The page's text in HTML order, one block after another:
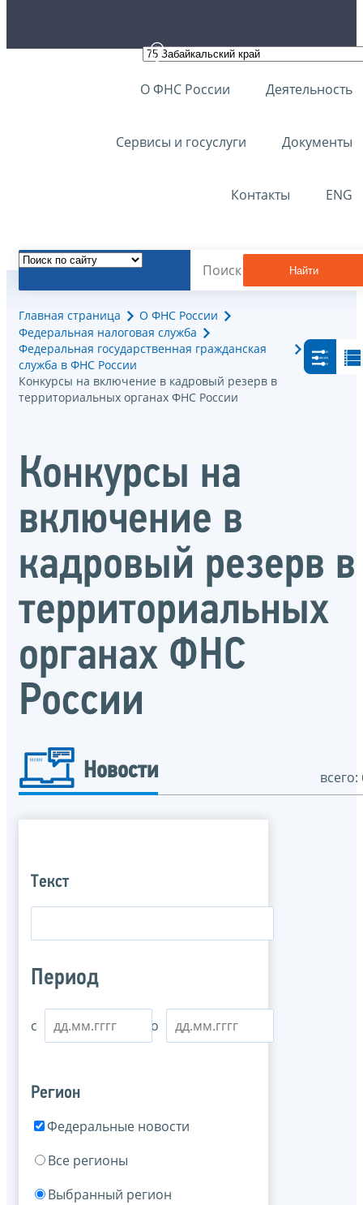
О ФНС России Деятельность
Сервисы и госуслуги Документы
Контакты ENG
Найти
Главная страница
О ФНС России
Федеральная налоговая служба
Федеральная государственная гражданская
служба в ФНС России
Конкурсы на включение в кадровый резерв в
территориальных органах ФНС России
Конкурсы на
включение в
кадровый резерв в
территориальных
органах ФНС
России
Новости всего:
Текст
Период
с по
Регион
Федеральные новости
Все регионы
Выбранный регион